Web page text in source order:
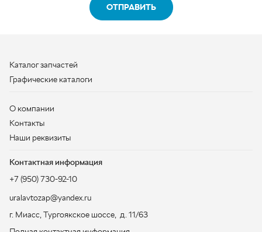
Контактная информация
+7 (950) 730-92-10
uralavtozap@yandex.ru
г. Миасс, Тургоякское шоссе, д. 11/63
Полная контактная информация